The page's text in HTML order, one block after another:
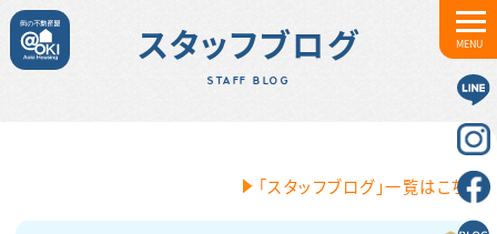
MENU
スタッフブログ
STAFF BLOG
「スタッフブログ」一覧はこちら